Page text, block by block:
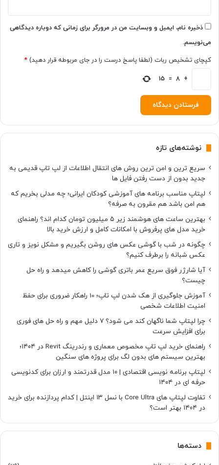
ن
ت
ا
ن
ر
د
ی
ا
ا
ذخیره نام، ایمیل و وبسایت من در مرورگر برای زمانی که دوباره دیدگاهی
می‌نویسم.
کپچای تشخیص ربات (لطفا پاسخ درست را در جای مربوطه قرار دهید) *
+
8
=
15
نوشته‌های تازه
سریع ترین و امن ترین روش های انتقال اطلاعات از لپ تاپ قدیمی به
جدید بدون از دست رفتن فایل ها
لپتاپ مناسب برنامه های آموزشی کودکان ایرانی؛ چه مدلی بخریم که
هم امن باشد هم مقرون به صرفه؟
بهترین ساعت های هوشمند زیر ۵ میلیون تومان کدام اند؟ راهنمای
خرید مدل های پرفروش با امکانات کامل و ارزش خرید بالا
چگونه در شب با گوشی عکس های روشن بگیریم و مشکل نویز و تاری
عکس شبانه را برطرف کنیم؟
آیا شارژر فوق سریع عمر باتری گوشی را کاهش میدهد و راه حل
چیست؟
آموزش جلوگیری از هک شدن لپ تاپ؛ 10 راهکار ضروری برای حفظ
امنیت اطلاعات شخصی
چرا لپتاپ شما ناگهان کند می شود؟ ۷ دلیل مهم و راه حل های فوری
برای افزایش سرعت
راهنمای خرید لپ تاپ مخصوص معماری و رندرینگ Revit در ۱۴۰۴؛
بهترین سیستم های بدون لگ برای پروژه های سنگین
لپتاپ برنامه نویسی اقتصادی | ۱۰ مدل قدرتمند و ارزان برای کدنویسی
حرفه ای در ۱۴۰۴
تفاوت لپتاپ های Core Ultra با نسل ۱۳ اینتل | کدام پردازنده برای خرید
در ۱۴۰۴ بهتر است؟
دسته‌ها